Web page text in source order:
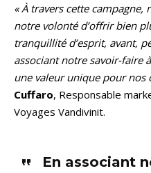
« À travers cette
notre volonté d’offrir bien
tranquillité d’esprit, avant,
associant notre savoir-faire
une valeur unique pour nos
Cuffaro, Responsable
Voyages Vandivinit.
En associant